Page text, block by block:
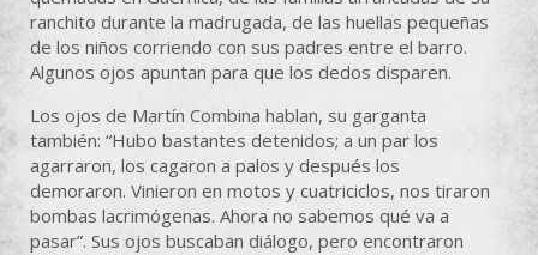
ranchito durante la madrugada, de las huellas pequeñas
de los niños corriendo con sus padres entre el barro.
Algunos ojos apuntan para que los dedos disparen.
Los ojos de Martín Combina hablan, su garganta
también: “Hubo bastantes detenidos; a un par los
agarraron, los cagaron a palos y después los
demoraron. Vinieron en motos y cuatriciclos, nos tiraron
bombas lacrimógenas. Ahora no sabemos qué va a
pasar”. Sus ojos buscaban diálogo, pero encontraron